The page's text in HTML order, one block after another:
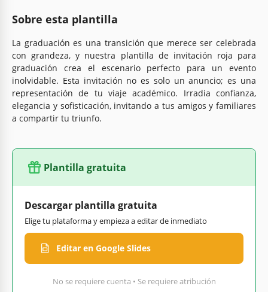
Sobre esta plantilla
La graduación es una transición que merece ser celebrada
con grandeza, y nuestra plantilla de invitación roja para
graduación crea el escenario perfecto para un evento
inolvidable. Esta invitación no es solo un anuncio; es una
representación de tu viaje académico. Irradia confianza,
elegancia y sofisticación, invitando a tus amigos y familiares
a compartir tu triunfo.
Plantilla gratuita
Descargar plantilla gratuita
Elige tu plataforma y empieza a editar de inmediato
Editar en Google Slides
No se requiere cuenta • Se requiere atribución